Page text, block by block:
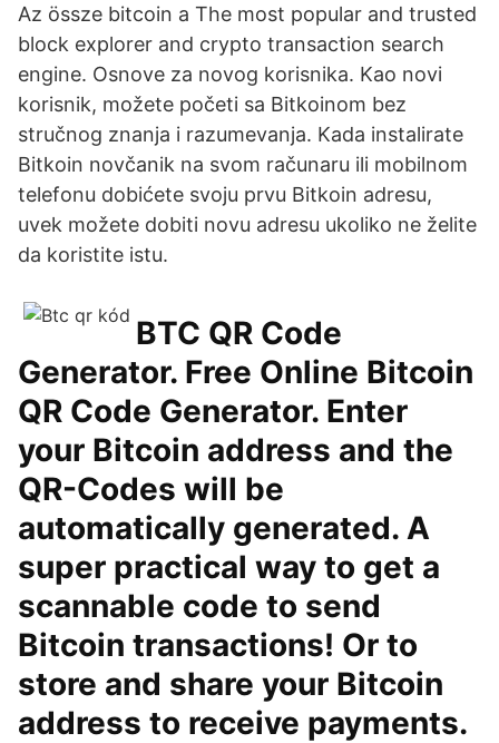
Az össze bitcoin a The most popular and trusted
block explorer and crypto transaction search
engine. Osnove za novog korisnika. Kao novi
korisnik, možete početi sa Bitkoinom bez
stručnog znanja i razumevanja. Kada instalirate
Bitkoin novčanik na svom računaru ili mobilnom
telefonu dobićete svoju prvu Bitkoin adresu,
uvek možete dobiti novu adresu ukoliko ne želite
da koristite istu.
BTC QR Code
Generator. Free Online Bitcoin
QR Code Generator. Enter
your Bitcoin address and the
QR-Codes will be
automatically generated. A
super practical way to get a
scannable code to send
Bitcoin transactions! Or to
store and share your Bitcoin
address to receive payments.